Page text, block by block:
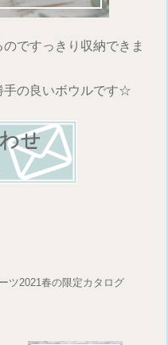
ですっきり収納できま
手の良いボウルです☆
ツ2021春の限定カタログ